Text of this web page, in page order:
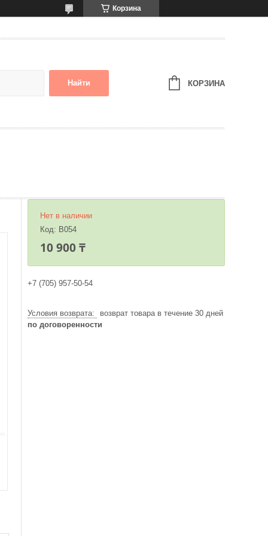
Корзина
Найти КОРЗИНА
Нет в наличии
Код: B054
10 900 ₸
+7 (705) 957-50-54
возврат товара в течение 30 дней
по договоренности